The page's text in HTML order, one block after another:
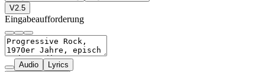
V2.5
Eingabeaufforderung
Audio
Lyrics